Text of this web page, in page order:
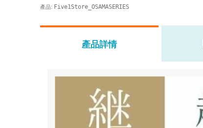
產品: Five1Store_OSAMASERIES
產品詳情